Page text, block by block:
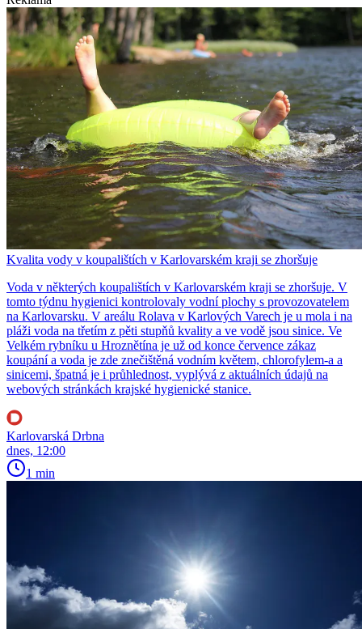
Kvalita vody v koupalištích v Karlovarském kraji se zhoršuje
Voda v některých koupalištích v Karlovarském kraji se zhoršuje. V
tomto týdnu hygienici kontrolovaly vodní plochy s provozovatelem
na Karlovarsku. V areálu Rolava v Karlových Varech je u mola i na
pláži voda na třetím z pěti stupňů kvality a ve vodě jsou sinice. Ve
Velkém rybníku u Hroznětína je už od konce července zákaz
koupání a voda je zde znečištěná vodním květem, chlorofylem-a a
sinicemi, špatná je i průhlednost, vyplývá z aktuálních údajů na
webových stránkách krajské hygienické stanice.
Karlovarská Drbna
dnes, 12:00
1 min